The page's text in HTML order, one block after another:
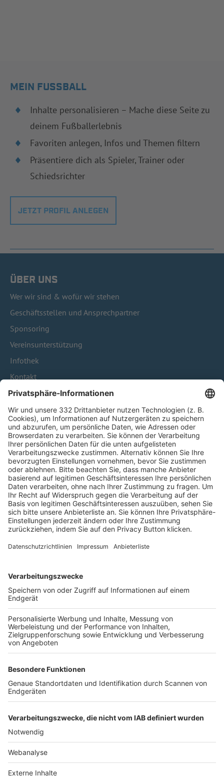
MEIN FUSSBALL
Inhalte personalisieren – Mache diese Seite zu
deinem Fußballerlebnis
Favoriten anlegen, Infos und Themen filtern
Präsentiere dich als Spieler, Trainer oder
Schiedsrichter
JETZT PROFIL ANLEGEN
ÜBER UNS
Wer wir sind & wofür wir stehen
Geschäftsstellen und Ansprechpartner
Sponsoring
Vereinsunterstützung
Infothek
Kontakt
HÄUFIG BESUCHTE SEITEN
Pässe und Vereinswechsel
Trainerausbildung
Schulungsangebot Vereinsmitarbeiter
BFV-Geschäftsstellen
Trainerbörse
Login SpielPlus
FOLGE DEM BFV
TOP-VEREINE
TOP-PARTNER
Nutzungsbedingungen Datenschutz Impressum